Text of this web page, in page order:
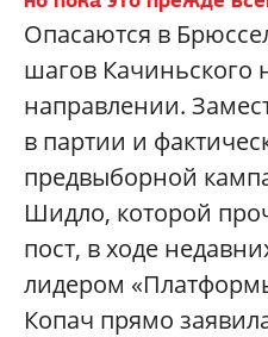
Опасаются в
шагов Качиньского
направлении.
в партии и
предвыборной
Шидло, которой
пост, в ходе
лидером
Копач прямо